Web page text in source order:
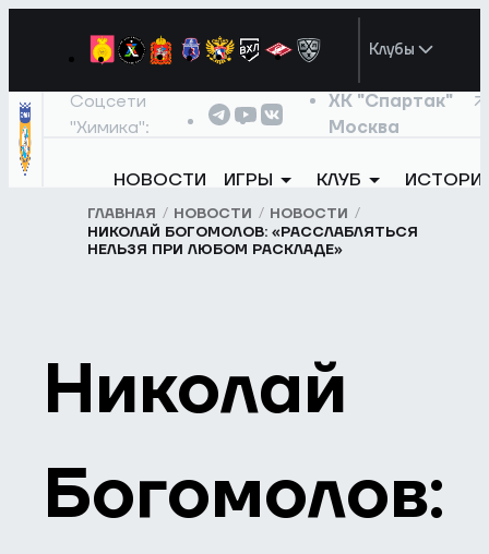
Клубы
Соцсети
"Химика":
ХК "Спартак"
Москва
НОВОСТИ ИГРЫ КЛУБ
ГЛАВНАЯ НОВОСТИ
НОВОСТИ
НИКОЛАЙ БОГОМОЛОВ: «РАССЛАБЛЯТЬСЯ
НЕЛЬЗЯ ПРИ ЛЮБОМ РАСКЛАДЕ»
Николай
Богомолов: